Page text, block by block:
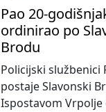
Pao 20-
ordinirao po
Brodu
Policijski službenici
postaje Slavonski
Ispostavom Vrpolje